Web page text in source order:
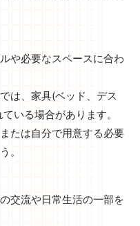
や必要なスペースに合わ
は、家具(ベッド、デス
いる場合があります。
たは自分で用意する必要
。
交流や日常生活の一部を